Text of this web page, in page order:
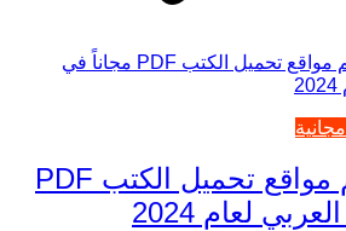
استكشف أضخم مواقع تحميل الكتب PDF
لعام 2024